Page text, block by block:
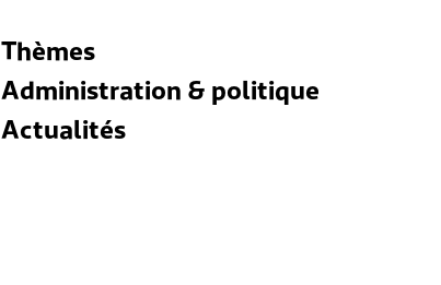
Thèmes
Administration & politique
Actualités